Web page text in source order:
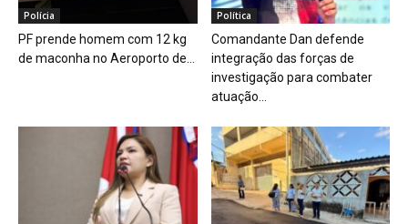
Polícia
PF prende homem com 12 kg
de maconha no Aeroporto de...
Política
Comandante Dan defende
integração das forças de
investigação para combater
atuação...